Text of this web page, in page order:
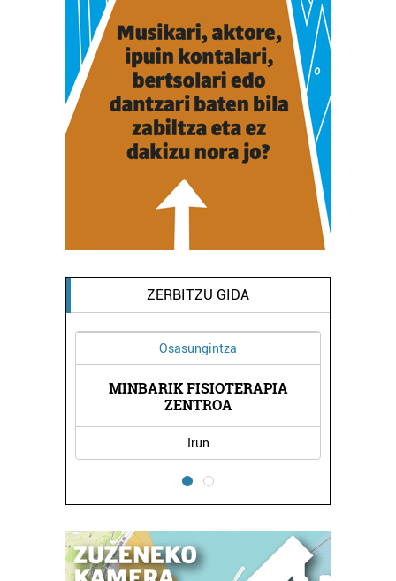
ZERBITZU GIDA
Osasungintza
MINBARIK FISIOTERAPIA
ZENTROA
Irun